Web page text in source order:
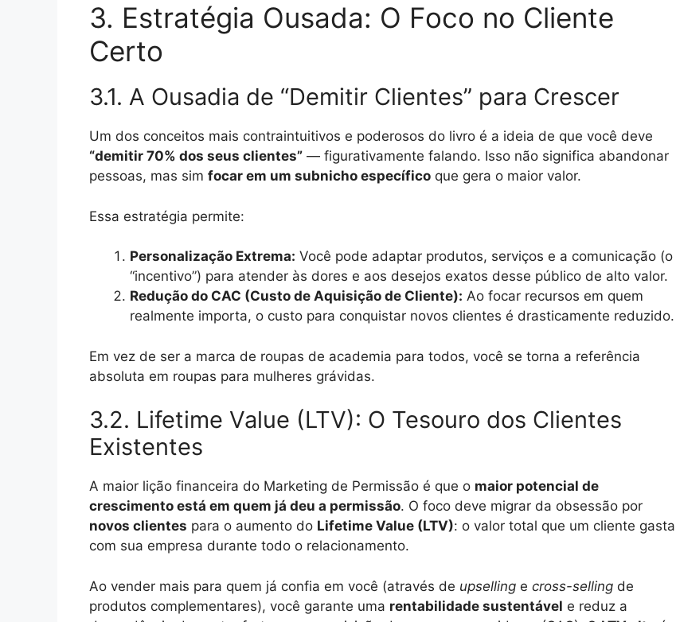
3. Estratégia Ousada: O Foco no Cliente
Certo
3.1. A Ousadia de “Demitir Clientes” para Crescer
Um dos conceitos mais contraintuitivos e poderosos do livro é a ideia de que você deve
“demitir 70% dos seus clientes” — figurativamente falando. Isso não significa abandonar
pessoas, mas sim focar em um subnicho específico que gera o maior valor.
Essa estratégia permite:
Personalização Extrema: Você pode adaptar produtos, serviços e a comunicação (o
“incentivo”) para atender às dores e aos desejos exatos desse público de alto valor.
Redução do CAC (Custo de Aquisição de Cliente): Ao focar recursos em quem
realmente importa, o custo para conquistar novos clientes é drasticamente reduzido.
Em vez de ser a marca de roupas de academia para todos, você se torna a referência
absoluta em roupas para mulheres grávidas.
3.2. Lifetime Value (LTV): O Tesouro dos Clientes
Existentes
A maior lição financeira do Marketing de Permissão é que o maior potencial de
crescimento está em quem já deu a permissão. O foco deve migrar da obsessão por
novos clientes para o aumento do Lifetime Value (LTV): o valor total que um cliente gasta
com sua empresa durante todo o relacionamento.
Ao vender mais para quem já confia em você (através de upselling e cross-selling de
produtos complementares), você garante uma rentabilidade sustentável e reduz a